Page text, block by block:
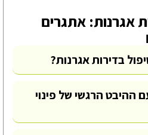
אגרנות: אתגרים
בדירות אגרנות?
ההיבט הרגשי של פינוי